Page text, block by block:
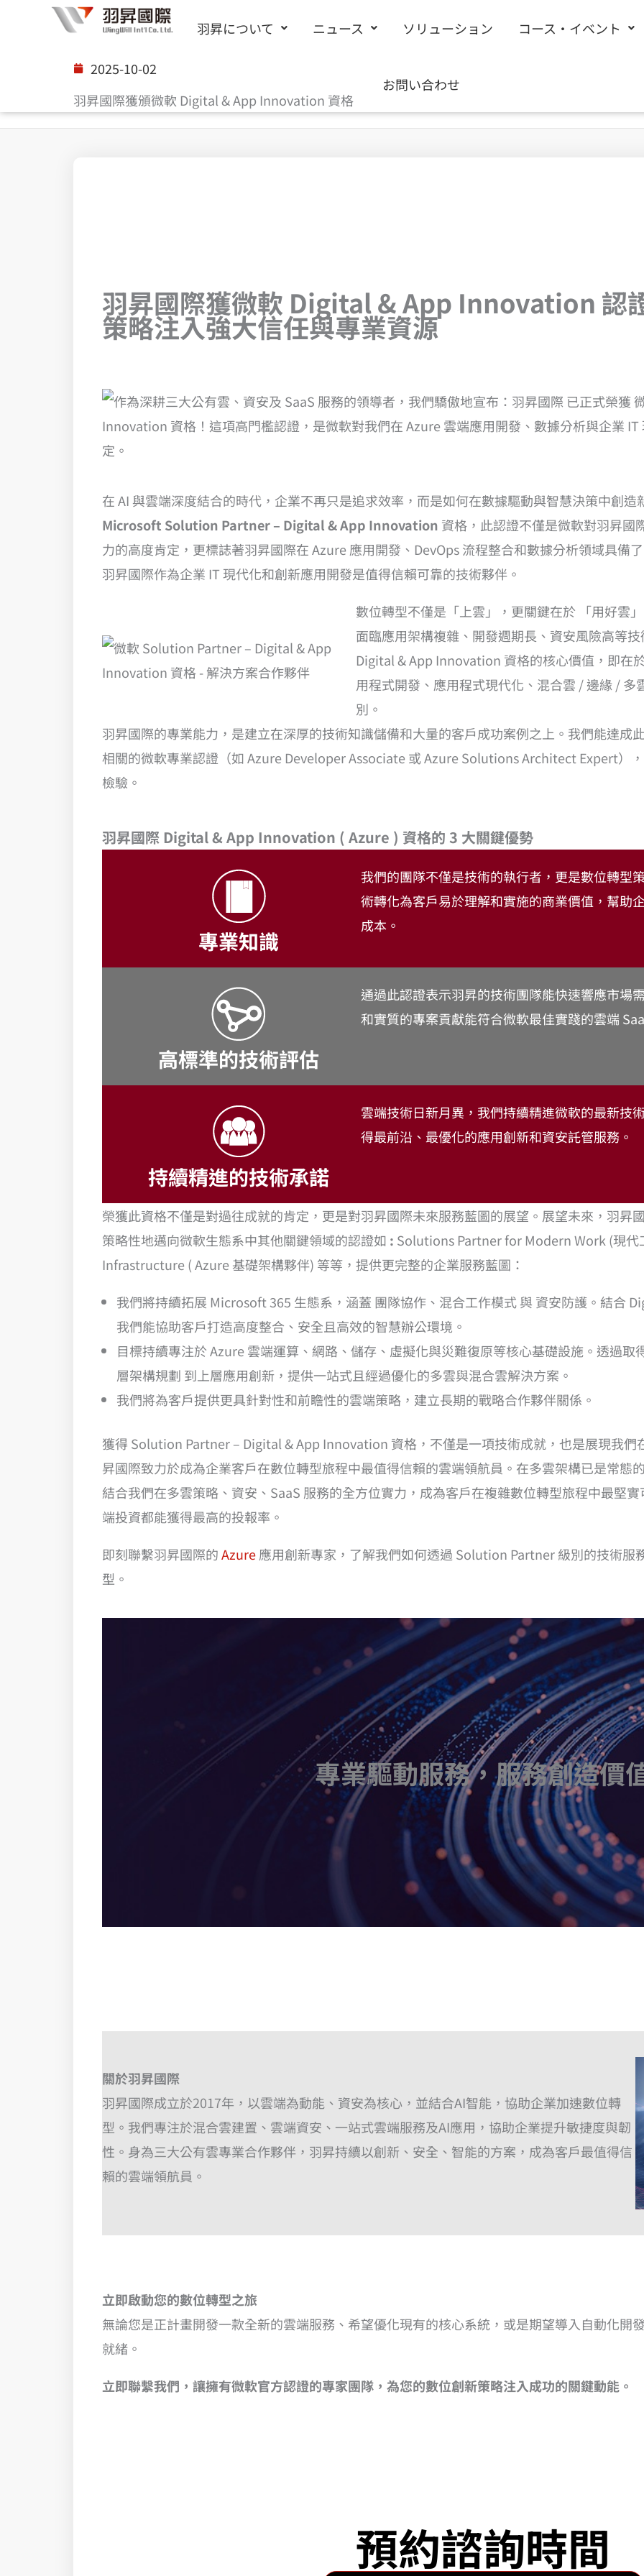
キ
羽昇について ニュース ソリューション コース・イベント
お問い合わせ
2025-10-02
羽昇國際獲頒微軟 Digital & App Innovation 資格
羽昇國際獲微軟 Digital & App Innovation 認
策略注入強大信任與專業資源
在 AI 與雲端深度結合的時代，企業不再只是追求效率，而是如何在數據驅動與智慧決策中創
Microsoft Solution Partner – Digital & App Innovation 資格，此認證不僅是微軟對羽昇國
力的高度肯定，更標誌著羽昇國際在 Azure 應用開發、DevOps 流程整合和數據分析領域具備
羽昇國際作為企業 IT 現代化和創新應用開發是值得信賴可靠的技術夥伴。
數位轉型不僅是「上雲」，更關鍵在於 「用好雲
面臨應用架構複雜、開發週期長、資安風險高等
Digital & App Innovation 資格的核心價值，即在
用程式開發、應用程式現代化、混合雲 / 邊緣 /
別。
羽昇國際的專業能力，是建立在深厚的技術知識儲備和大量的客戶成功案例之上。我們能達成
相關的微軟專業認證（如 Azure Developer Associate 或 Azure Solutions Architect Expert）
檢驗。
羽昇國際 Digital & App Innovation ( Azure ) 資格的 3 大關鍵優勢
專業知識
我們的團隊不僅是技術的執行者，更是數位轉型
術轉化為客戶易於理解和實施的商業價值，幫助
成本。
高標準的技術評估
通過此認證表示羽昇的技術團隊能快速響應市場
和實質的專案貢獻能符合微軟最佳實踐的雲端
持續精進的技術承諾
雲端技術日新月異，我們持續精進微軟的最新技
得最前沿、最優化的應用創新和資安託管服務。
榮獲此資格不僅是對過往成就的肯定，更是對羽昇國際未來服務藍圖的展望。展望未來，羽
策略性地邁向微軟生態系中其他關鍵領域的認證如 : Solutions Partner for Modern Work (現
Infrastructure ( Azure 基礎架構夥伴) 等等，提供更完整的企業服務藍圖：
我們將持續拓展 Microsoft 365 生態系，涵蓋 團隊協作、混合工作模式 與 資安防護。結合
我們能協助客戶打造高度整合、安全且高效的智慧辦公環境。
目標持續專注於 Azure 雲端運算、網路、儲存、虛擬化與災難復原等核心基礎設施。透過取
層架構規劃 到上層應用創新，提供一站式且經過優化的多雲與混合雲解決方案。
我們將為客戶提供更具針對性和前瞻性的雲端策略，建立長期的戰略合作夥伴關係。
獲得 Solution Partner – Digital & App Innovation 資格，不僅是一項技術成就，也是展現我們
昇國際致力於成為企業客戶在數位轉型旅程中最值得信賴的雲端領航員。在多雲架構已是常態
結合我們在多雲策略、資安、SaaS 服務的全方位實力，成為客戶在複雜數位轉型旅程中最堅
端投資都能獲得最高的投報率。
即刻聯繫羽昇國際的Azure應用創新專家，了解我們如何透過 Solution Partner 級別的技術服
型。
專業驅動服務，服務創造價
關於羽昇國際
羽昇國際成立於2017年，以雲端為動能、資安為核心，並結合AI智能，協助企業加速數位轉
型。我們專注於混合雲建置、雲端資安、一站式雲端服務及AI應用，協助企業提升敏捷度與韌
性。身為三大公有雲專業合作夥伴，羽昇持續以創新、安全、智能的方案，成為客戶最值得信
賴的雲端領航員。
立即啟動您的數位轉型之旅
無論您是正計畫開發一款全新的雲端服務、希望優化現有的核心系統，或是期望導入自動化開
就緒。
立即聯繫我們，讓擁有微軟官方認證的專家團隊，為您的數位創新策略注入成功的關鍵動能。
預約諮詢時間